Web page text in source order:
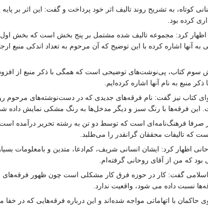
کوتاه، به تشریح روند تالیف اثر خود پرداخت و گفت: این اثر بر
کرده بود.
اظهار کرد: مجموعه تالیف‌ شده مشتمل بر پنج بخش است که بخش
اشاره کرده با این توضیح که آن مرحوم به تعداد اندکی منبع
سوم کتاب، پی‌نوشت‌های توضیحی است که همگی با ذکر منبع از
منبع به نام آنها اشاره کرده‌ایم.
کتاب نیز گفت: نام فرقه‌های جدیدی که در دست‌نوشته‌های مرحوم
این فرقه‌ها با رنگ سبز و دیگر مدخل‌ها به رنگ مشکی نمایش داده
صرفا فرهنگ‌نامه‌ای است که توسط دو تن به رشته تحریر درآمده
که تالیفات محققان گرانقدر را می‌طلبد.
اظهار کرد: ایشان انسانی شریف، کم‌ادعا، متدین و بامعلومات
که من از آقای روحانی گرفته‌ام.
گفت: کار در حوزه فرق کار مشکلی است چون ظهور فرقه‌های
نسبت داده می شود، واقعیت ندارد.
با اتهاماتی مواجه شده‌اند و این درباره فرقه‌هایی که در خفا